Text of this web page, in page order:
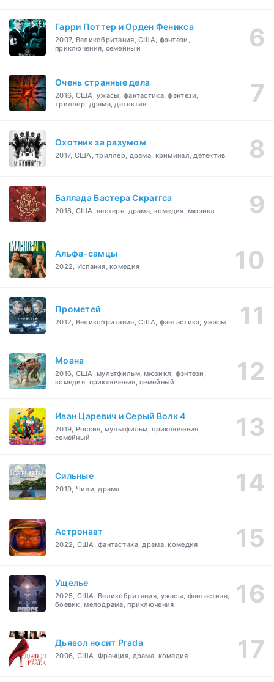
Гарри Поттер и Орден Феникса
2007, Великобритания, США, фэнтези,
приключения, семейный
Очень странные дела
2016, США, ужасы, фантастика, фэнтези,
триллер, драма, детектив
Охотник за разумом
2017, США, триллер, драма, криминал, детектив
Баллада Бастера Скраггса
2018, США, вестерн, драма, комедия, мюзикл
Альфа-самцы
2022, Испания, комедия
Прометей
2012, Великобритания, США, фантастика, ужасы
Моана
2016, США, мультфильм, мюзикл, фэнтези,
комедия, приключения, семейный
Иван Царевич и Серый Волк 4
2019, Россия, мультфильм, приключения,
семейный
Сильные
2019, Чили, драма
Астронавт
2022, США, фантастика, драма, комедия
Ущелье
2025, США, Великобритания, ужасы, фантастика,
боевик, мелодрама, приключения
Дьявол носит Prada
2006, США, Франция, драма, комедия